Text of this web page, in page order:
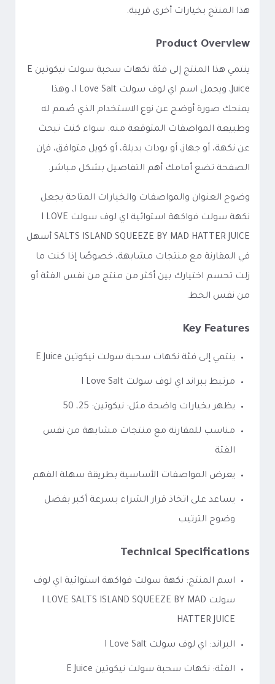
هذا المنتج بخيارات أخرى قريبة.
Product Overview
ينتمي هذا المنتج إلى فئة نكهات سحبة سولت نيكوتين E
Juice، ويحمل اسم اي لوف سولت I Love Salt، وهذا
يمنحك صورة أوضح عن نوع الاستخدام الذي صُمم له
وطبيعة المواصفات المتوقعة منه. سواء كنت تبحث
عن نكهة، أو جهاز، أو بودات بديلة، أو كويل متوافق، فإن
الصفحة تضع أمامك أهم التفاصيل بشكل مباشر.
وضوح العنوان والمواصفات والخيارات المتاحة يجعل
نكهة سولت فواكهة استوائية اي لوف سولت I LOVE
SALTS ISLAND SQUEEZE BY MAD HATTER JUICE أسهل
في المقارنة مع منتجات مشابهة، خصوصًا إذا كنت ما
زلت تحسم اختيارك بين أكثر من منتج من نفس الفئة أو
من نفس الخط.
Key Features
ينتمي إلى فئة نكهات سحبة سولت نيكوتين E Juice
مرتبط ببراند اي لوف سولت I Love Salt
يظهر بخيارات واضحة مثل: نيكوتين: 25، 50
مناسب للمقارنة مع منتجات مشابهة من نفس
الفئة
يعرض المواصفات الأساسية بطريقة سهلة الفهم
يساعد على اتخاذ قرار الشراء بسرعة أكبر بفضل
وضوح الترتيب
Technical Specifications
اسم المنتج: نكهة سولت فواكهة استوائية اي لوف
سولت I LOVE SALTS ISLAND SQUEEZE BY MAD
HATTER JUICE
البراند: اي لوف سولت I Love Salt
الفئة: نكهات سحبة سولت نيكوتين E Juice